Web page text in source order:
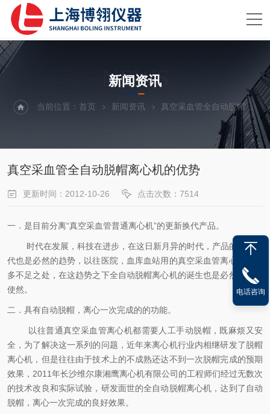
NEWS
新闻资讯
当前位置：首页 新闻资讯 真空采血管全自动脱帽离心机的优势
真空采血管全自动脱帽离心机的优势
更新时间：2012-10-26 点击次数：7514
一．是目前分离“真空采血管普通离心机”的更新换代产品。
时代在发展，科技在进步，在这日新月异的时代，产品的更新换
代也是必然的趋势，以往医院，血库血站用的真空采血管离心机有很
多不足之处，在这趋势之下全自动脱帽离心机的诞生也是必然之中的
使然。
二．具有自动脱帽，离心一次完成的的功能。
以往普通真空采血管离心机都需要人工手动脱帽，既麻烦又安
全，为了解决这一系列的问题，近年来离心机行业内相继研发了脱帽
离心机，但是往往由于技术上的不成熟还达不到一次脱帽完成的预期
效果，2011年长沙维尔康湘鹰离心机有限公司的工程师们经过无数次
的技术改良和实际试验，研发面世的全自动脱帽离心机，达到了自动
脱帽，离心一次完成的良好效果。
电话咨询